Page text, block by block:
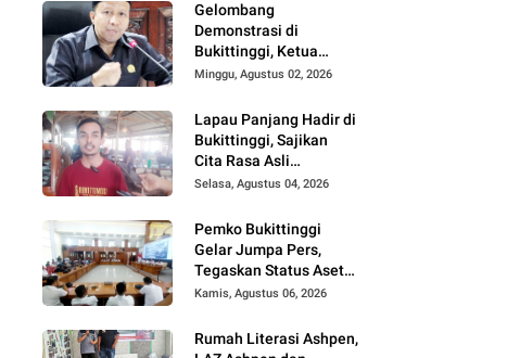
Gelombang
Demonstrasi di
Bukittinggi, Ketua
DPRD Ajak Semua
Kondusivitas.
Minggu, Agustus 02, 2026
Lapau Panjang Hadir di
Bukittinggi, Sajikan
Cita Rasa Asli
Minangkabau dengan
Selasa, Agustus 04, 2026
Pemko Bukittinggi
Gelar Jumpa Pers,
Tegaskan Status Aset
Daerah dan Klarifikasi
UFDK
Kamis, Agustus 06, 2026
Rumah Literasi Ashpen,